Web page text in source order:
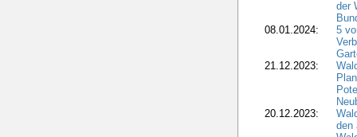
der
08.01.2024:
5
21.12.2023:
20.12.2023:
den